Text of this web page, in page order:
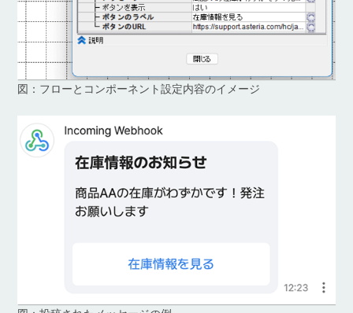
図：フローとコンポーネント設定内容のイメージ